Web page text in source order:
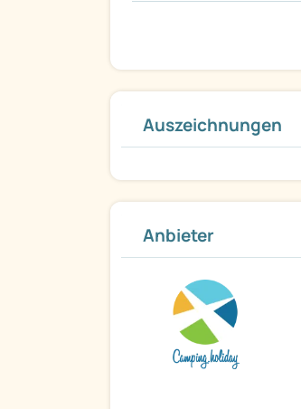
Auszeichnungen
Anbieter